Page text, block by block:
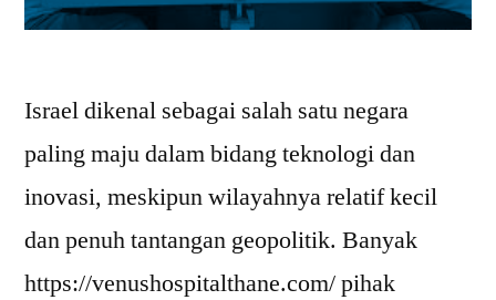
Israel dikenal sebagai salah satu negara
paling maju dalam bidang teknologi dan
inovasi, meskipun wilayahnya relatif kecil
dan penuh tantangan geopolitik. Banyak
https://venushospitalthane.com/ pihak